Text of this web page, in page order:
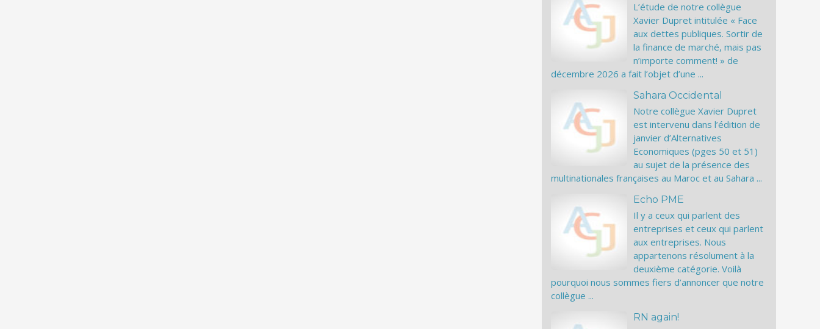
L’étude de notre collègue
Xavier Dupret intitulée « Face
aux dettes publiques. Sortir de
la finance de marché, mais pas
n’importe comment! » de
décembre 2026 a fait l’objet d’une ...
Sahara Occidental
Notre collègue Xavier Dupret
est intervenu dans l’édition de
janvier d’Alternatives
Economiques (pges 50 et 51)
au sujet de la présence des
multinationales françaises au Maroc et au Sahara ...
Echo PME
Il y a ceux qui parlent des
entreprises et ceux qui parlent
aux entreprises. Nous
appartenons résolument à la
deuxième catégorie. Voilà
pourquoi nous sommes fiers d’annoncer que notre
collègue ...
RN again!